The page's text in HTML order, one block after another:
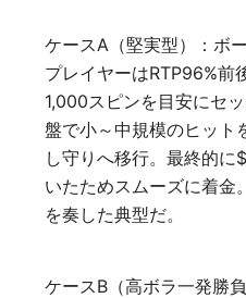
ケースA（堅実型）：ボ
プレイヤーはRTP96%前
1,000スピンを目安にセ
盤で小～中規模のヒット
し守りへ移行。最終的
いたためスムーズに着金
を奏した典型だ。
ケースB（高ボラ一発勝